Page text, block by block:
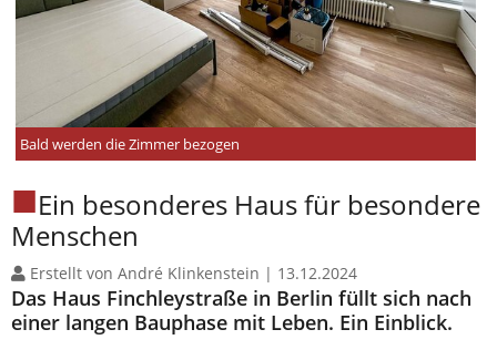
Bald werden die Zimmer bezogen
Ein besonderes Haus für besondere
Menschen
Erstellt von André Klinkenstein | 13.12.2024
Das Haus Finchleystraße in Berlin füllt sich nach
einer langen Bauphase mit Leben. Ein Einblick.